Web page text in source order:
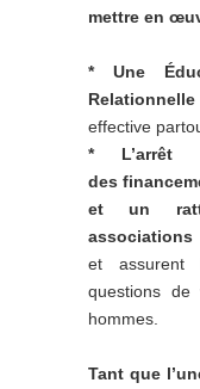
mettre en
*Une
effective
*
des
et un
associations
et assurent
questions de
hommes.
Tant que